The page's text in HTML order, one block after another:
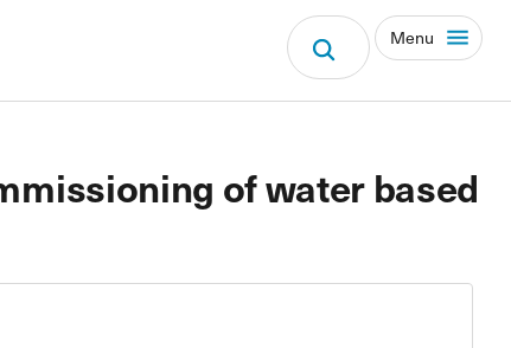
Menu
of water based